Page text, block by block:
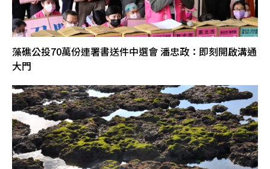
藻礁公投70萬份連署書送件中選會 潘忠政：即刻開啟溝通
大門